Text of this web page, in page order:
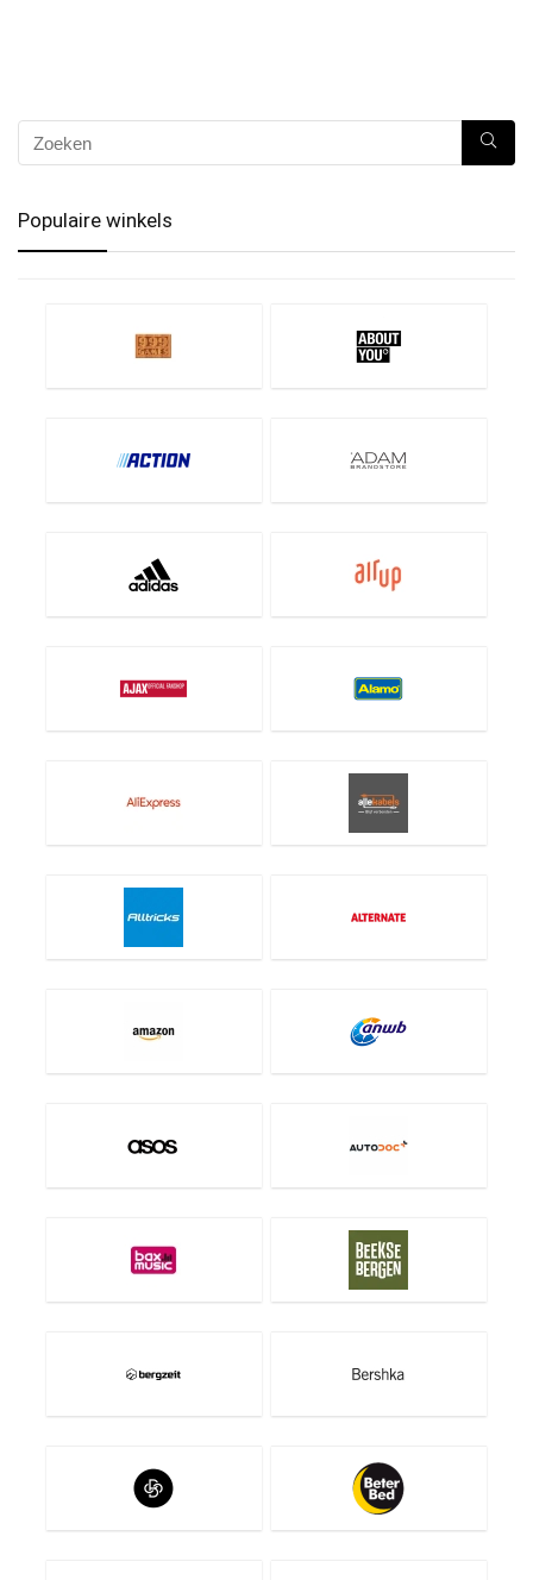
Populaire winkels